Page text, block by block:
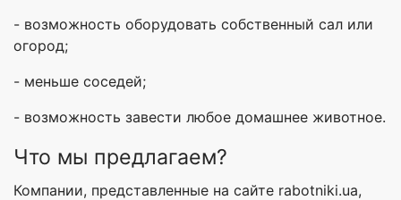
- возможность оборудовать собственный сал или
огород;
- меньше соседей;
- возможность завести любое домашнее животное.
Что мы предлагаем?
Компании, представленные на сайте rabotniki.ua,